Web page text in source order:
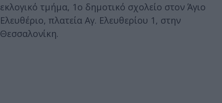
εκλογικό τμήμα, 1ο δημοτικό σχολείο στον Άγιο
Ελευθέριο, πλατεία Αγ. Ελευθερίου 1, στην
Θεσσαλονίκη.